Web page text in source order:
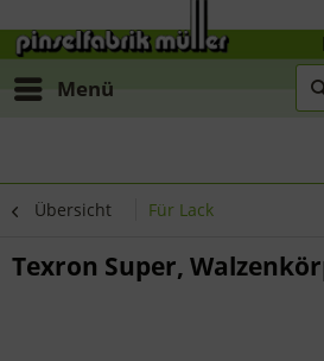
Menü
Übersicht Für Lack
Texron Super,